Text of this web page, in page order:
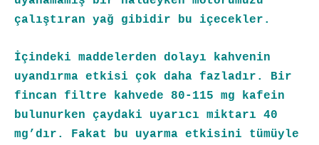
çalıştıran yağ gibidir bu içecekler.
İçindeki maddelerden dolayı kahvenin
uyandırma etkisi çok daha fazladır. Bir
fincan filtre kahvede 80-115 mg kafein
bulunurken çaydaki uyarıcı miktarı 40
mg’dır. Fakat bu uyarma etkisini tümüyle